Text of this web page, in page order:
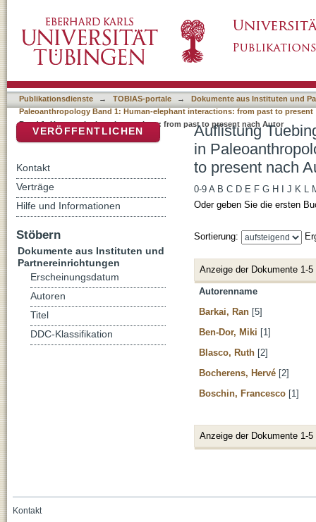
1: Human-elephant interactions: from past
Publikationsdienste → TOBIAS-portale →
Dokumente aus Instituten und
Paleoanthropology Band 1: Human-elephant interactions: from past to present
Band 1: Human-elephant interactions: from past to present nach Autor
Auflistung
in
to present nach
0-9 A B C D E F G H J K L
Oder geben Sie die ersten
Sortierung:
Anzeige der Dokumente 1-5
Autorenname
Barkai, Ran [5]
Ben-Dor, Miki [1]
Blasco, Ruth [2]
Bocherens, Hervé [2]
Boschin, Francesco [1]
Anzeige der Dokumente 1-5
VERÖFFENTLICHEN
Kontakt
Verträge
Hilfe und Informationen
Stöbern
Dokumente aus Instituten und
Partnereinrichtungen
Erscheinungsdatum
Autoren
Titel
DDC-Klassifikation
Kontakt